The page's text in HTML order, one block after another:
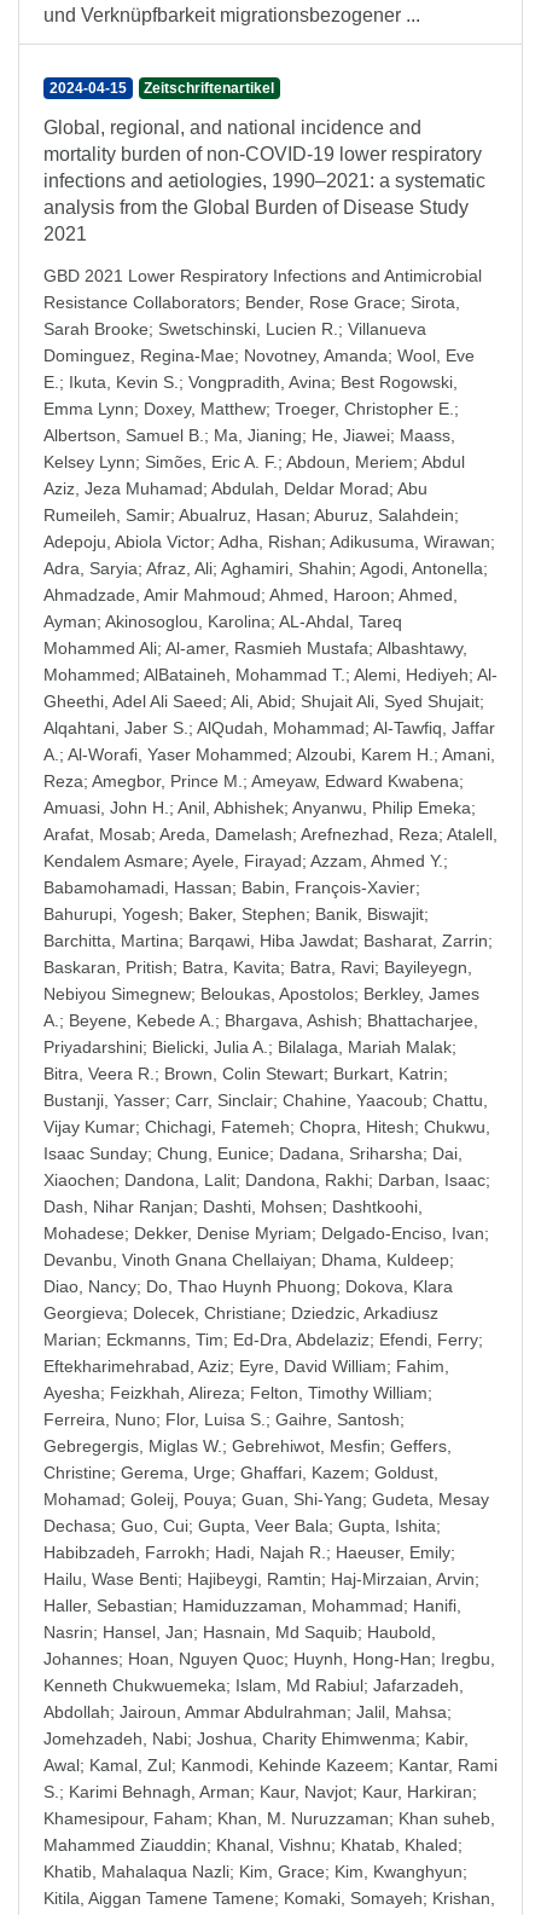
und Verknüpfbarkeit migrationsbezogener ...
2024-04-15 Zeitschriftenartikel
Global, regional, and national incidence and
mortality burden of non-COVID-19 lower respiratory
infections and aetiologies, 1990–2021: a systematic
analysis from the Global Burden of Disease Study
2021
GBD 2021 Lower Respiratory Infections and Antimicrobial
Resistance Collaborators; Bender, Rose Grace; Sirota,
Sarah Brooke; Swetschinski, Lucien R. ; Villanueva
Dominguez, Regina-Mae; Novotney, Amanda; Wool, Eve
E. ; Ikuta, Kevin S. ; Vongpradith, Avina; Best Rogowski,
Emma Lynn; Doxey, Matthew; Troeger, Christopher E. ;
Albertson, Samuel B. ; Ma, Jianing; He, Jiawei; Maass,
Kelsey Lynn; Simões, Eric A. F. ; Abdoun, Meriem; Abdul
Aziz, Jeza Muhamad; Abdulah, Deldar Morad; Abu
Rumeileh, Samir; Abualruz, Hasan; Aburuz, Salahdein;
Adepoju, Abiola Victor; Adha, Rishan; Adikusuma, Wirawan;
Adra, Saryia; Afraz, Ali; Aghamiri, Shahin; Agodi, Antonella;
Ahmadzade, Amir Mahmoud; Ahmed, Haroon; Ahmed,
Ayman; Akinosoglou, Karolina; AL-Ahdal, Tareq
Mohammed Ali; Al-amer, Rasmieh Mustafa; Albashtawy,
Mohammed; AlBataineh, Mohammad T.; Alemi, Hediyeh; Al-
Gheethi, Adel Ali Saeed; Ali, Abid; Shujait Ali, Syed Shujait;
Alqahtani, Jaber S. ; AlQudah, Mohammad; Al-Tawfiq, Jaffar
A. ; Al-Worafi, Yaser Mohammed; Alzoubi, Karem H. ; Amani,
Reza; Amegbor, Prince M. ; Ameyaw, Edward Kwabena;
Amuasi, John H. ; Anil, Abhishek; Anyanwu, Philip Emeka;
Arafat, Mosab; Areda, Damelash; Arefnezhad, Reza; Atalell,
Kendalem Asmare; Ayele, Firayad; Azzam, Ahmed Y.;
Babamohamadi, Hassan; Babin, François-Xavier;
Bahurupi, Yogesh; Baker, Stephen; Banik, Biswajit;
Barchitta, Martina; Barqawi, Hiba Jawdat; Basharat, Zarrin;
Baskaran, Pritish; Batra, Kavita; Batra, Ravi; Bayileyegn,
Nebiyou Simegnew; Beloukas, Apostolos; Berkley, James
A. ; Beyene, Kebede A. ; Bhargava, Ashish; Bhattacharjee,
Priyadarshini; Bielicki, Julia A. ; Bilalaga, Mariah Malak;
Bitra, Veera R. ; Brown, Colin Stewart; Burkart, Katrin;
Bustanji, Yasser; Carr, Sinclair; Chahine, Yaacoub; Chattu,
Vijay Kumar; Chichagi, Fatemeh; Chopra, Hitesh; Chukwu,
Isaac Sunday; Chung, Eunice; Dadana, Sriharsha; Dai,
Xiaochen; Dandona, Lalit; Dandona, Rakhi; Darban, Isaac;
Dash, Nihar Ranjan; Dashti, Mohsen; Dashtkoohi,
Mohadese; Dekker, Denise Myriam; Delgado-Enciso, Ivan;
Devanbu, Vinoth Gnana Chellaiyan; Dhama, Kuldeep;
Diao, Nancy; Do, Thao Huynh Phuong; Dokova, Klara
Georgieva; Dolecek, Christiane; Dziedzic, Arkadiusz
Marian; Eckmanns, Tim; Ed-Dra, Abdelaziz; Efendi, Ferry;
Eftekharimehrabad, Aziz; Eyre, David William; Fahim,
Ayesha; Feizkhah, Alireza; Felton, Timothy William;
Ferreira, Nuno; Flor, Luisa S. ; Gaihre, Santosh;
Gebregergis, Miglas W. ; Gebrehiwot, Mesfin; Geffers,
Christine; Gerema, Urge; Ghaffari, Kazem; Goldust,
Mohamad; Goleij, Pouya; Guan, Shi-Yang; Gudeta, Mesay
Dechasa; Guo, Cui; Gupta, Veer Bala; Gupta, Ishita;
Habibzadeh, Farrokh; Hadi, Najah R. ; Haeuser, Emily;
Hailu, Wase Benti; Hajibeygi, Ramtin; Haj-Mirzaian, Arvin;
Haller, Sebastian; Hamiduzzaman, Mohammad; Hanifi,
Nasrin; Hansel, Jan; Hasnain, Md Saquib; Haubold,
Johannes; Hoan, Nguyen Quoc; Huynh, Hong-Han; Iregbu,
Kenneth Chukwuemeka; Islam, Md Rabiul; Jafarzadeh,
Abdollah; Jairoun, Ammar Abdulrahman; Jalil, Mahsa;
Jomehzadeh, Nabi; Joshua, Charity Ehimwenma; Kabir,
Awal; Kamal, Zul; Kanmodi, Kehinde Kazeem; Kantar, Rami
S. ; Karimi Behnagh, Arman; Kaur, Navjot; Kaur, Harkiran;
Khamesipour, Faham; Khan, M. Nuruzzaman; Khan suheb,
Mahammed Ziauddin; Khanal, Vishnu; Khatab, Khaled;
Khatib, Mahalaqua Nazli; Kim, Grace; Kim, Kwanghyun;
Kitila, Aiggan Tamene Tamene; Komaki, Somayeh; Krishan,